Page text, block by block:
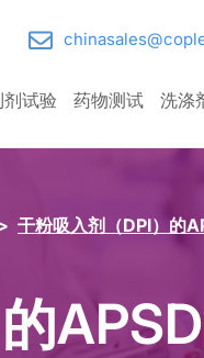
试验 药物测试 洗涤
干粉吸入剂（DPI）的